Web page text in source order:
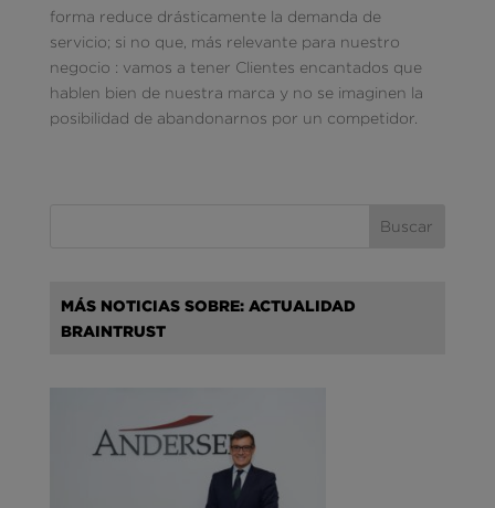
forma reduce drásticamente la demanda de
servicio; si no que, más relevante para nuestro
negocio : vamos a tener Clientes encantados que
hablen bien de nuestra marca y no se imaginen la
posibilidad de abandonarnos por un competidor.
MÁS NOTICIAS SOBRE: ACTUALIDAD
BRAINTRUST